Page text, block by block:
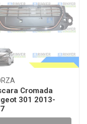
Cromada
301 2013-